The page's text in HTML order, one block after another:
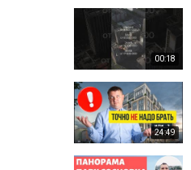
00:18
24:49